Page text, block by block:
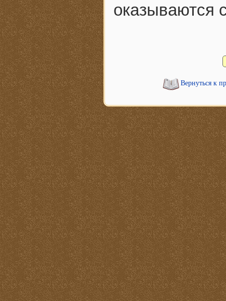
оказываются
Вернуться к